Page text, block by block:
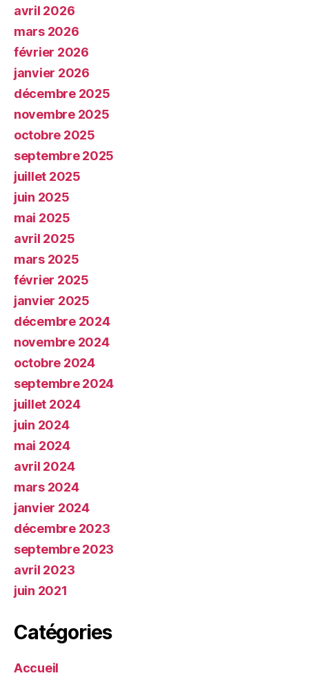
avril 2026
mars 2026
février 2026
janvier 2026
décembre 2025
novembre 2025
octobre 2025
septembre 2025
juillet 2025
juin 2025
mai 2025
avril 2025
mars 2025
février 2025
janvier 2025
décembre 2024
novembre 2024
octobre 2024
septembre 2024
juillet 2024
juin 2024
mai 2024
avril 2024
mars 2024
janvier 2024
décembre 2023
septembre 2023
avril 2023
juin 2021
Catégories
Accueil